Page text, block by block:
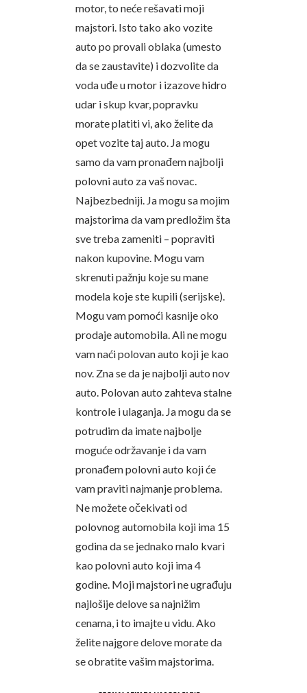
motor, to neće rešavati moji
majstori. Isto tako ako vozite
auto po provali oblaka (umesto
da se zaustavite) i dozvolite da
voda uđe u motor i izazove hidro
udar i skup kvar, popravku
morate platiti vi, ako želite da
opet vozite taj auto. Ja mogu
samo da vam pronađem najbolji
polovni auto za vaš novac.
Najbezbedniji. Ja mogu sa mojim
majstorima da vam predložim šta
sve treba zameniti – popraviti
nakon kupovine. Mogu vam
skrenuti pažnju koje su mane
modela koje ste kupili (serijske).
Mogu vam pomoći kasnije oko
prodaje automobila. Ali ne mogu
vam naći polovan auto koji je kao
nov. Zna se da je najbolji auto nov
auto. Polovan auto zahteva stalne
kontrole i ulaganja. Ja mogu da se
potrudim da imate najbolje
moguće održavanje i da vam
pronađem polovni auto koji će
vam praviti najmanje problema.
Ne možete očekivati od
polovnog automobila koji ima 15
godina da se jednako malo kvari
kao polovni auto koji ima 4
godine. Moji majstori ne ugrađuju
najlošije delove sa najnižim
cenama, i to imajte u vidu. Ako
želite najgore delove morate da
se obratite vašim majstorima.